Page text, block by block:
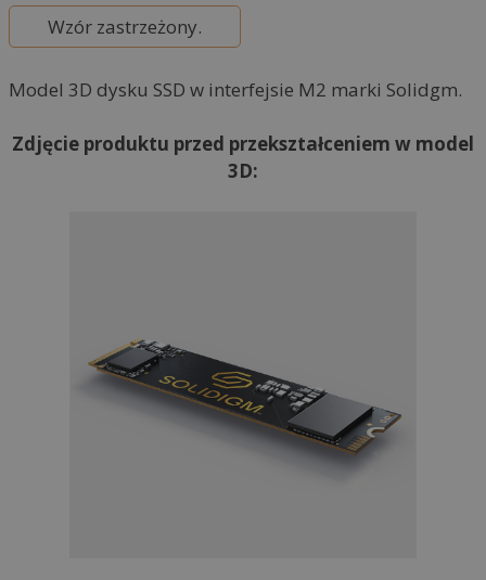
a
t
v
Wzór zastrzeżony.
Model 3D dysku SSD w interfejsie M2 marki Solidgm.
Zdjęcie produktu przed przekształceniem w model
3D: